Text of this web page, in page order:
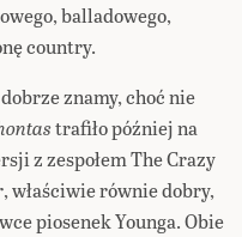
balladowego,
country.
znamy, choć nie
trafiło później na
z zespołem The Crazy
, właściwie równie dobry,
piosenek Younga. Obie